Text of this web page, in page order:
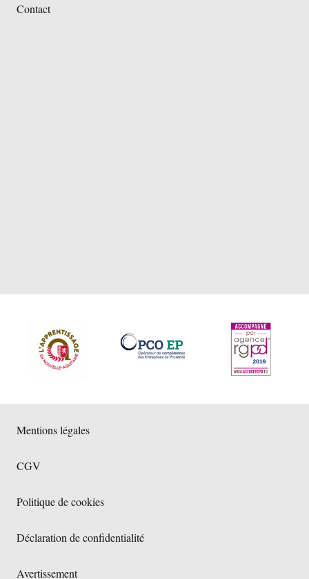
Contact
Mentions légales
CGV
Politique de cookies
Déclaration de confidentialité
Avertissement